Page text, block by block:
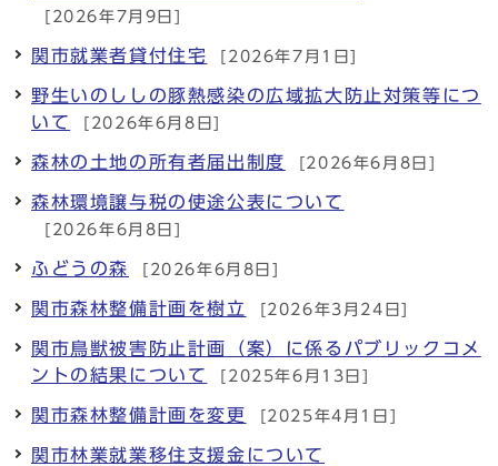
[2026年7月9日]
関市就業者貸付住宅 [2026年7月1日]
野生いのししの豚熱感染の広域拡大防止対策等につ
いて
[2026年6月8日]
森林の土地の所有者届出制度 [2026年6月8日]
森林環境譲与税の使途公表について
[2026年6月8日]
ふどうの森 [2026年6月8日]
関市森林整備計画を樹立 [2026年3月24日]
関市鳥獣被害防止計画（案）に係るパブリックコメ
ントの結果について
[2025年6月13日]
関市森林整備計画を変更 [2025年4月1日]
関市林業就業移住支援金について